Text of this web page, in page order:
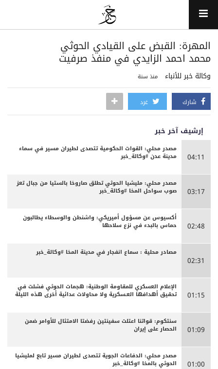
المهرة: القبض على القيادي الحوثي
محمد احمد الزايدي في منفذ صرفيت
وكالة خبر للأنباء منذ سنة
شارك غرد
إرشيف آخر خبر
04:11
مصدر محلي: القوات الحكومية تتصدى لطيران مسير في سماء
مدينة عدن #وكالة_خبر
03:17
مصدر محلي: مليشيا الحوثي تطلق صاروخا بالستيا من جبال تعز
صوب سواحل المخا #وكالة_خبر
02:48
أكسيوس عن مسؤول أميريكي: واشنطن والوسطاء يطالبون
حماس بالبدء في نزع سلاحها
02:31
مصادر محلية : سماع انفجار في مدينة المخا #وكالة_خبر
01:15
الإعلام العسكري للمقاومة الوطنية: هجمات الحوثي فشلت في
تحقيق أهدافها العـسكرية ولا محاولات عدائية أخرى هذه الليلة
01:09
سنتكوم: قواتنا اعتلت سفينتين رفضتا الامتثال للأوامر ضمن
الحصار على إيران
01:00
مصدر محلي: الدفاعات الجوية تتصدى لطيران مسير تابع لمليشيا
الحوثي بالمخا #وكالة_خبر